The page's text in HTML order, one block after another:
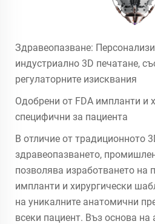
Здравеопазване:
индустриално 3D печатане,
регулаторните изисквания
Одобрени от FDA импланти и
специфични за пациента
В отличие от традиционното
здравеопазването,
позволява изработването на
импланти и хирургически
на уникалните анатомични
всеки пациент. Въз основа